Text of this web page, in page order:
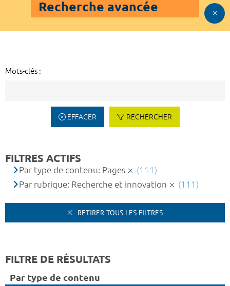
Recherche avancée
Mots-clés :
EFFACER RECHERCHER
FILTRES ACTIFS
Par type de contenu: Pages
(111)
Par rubrique: Recherche et innovation
(111)
RETIRER TOUS LES FILTRES
FILTRE DE RÉSULTATS
Par type de contenu